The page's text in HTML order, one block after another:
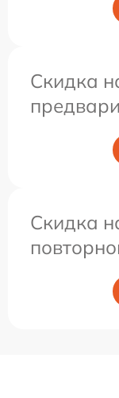
Скидка
Скидка